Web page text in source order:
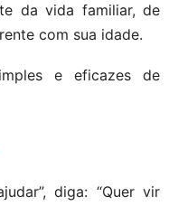
da vida familiar, de
com sua idade.
e eficazes de
diga: “Quer vir